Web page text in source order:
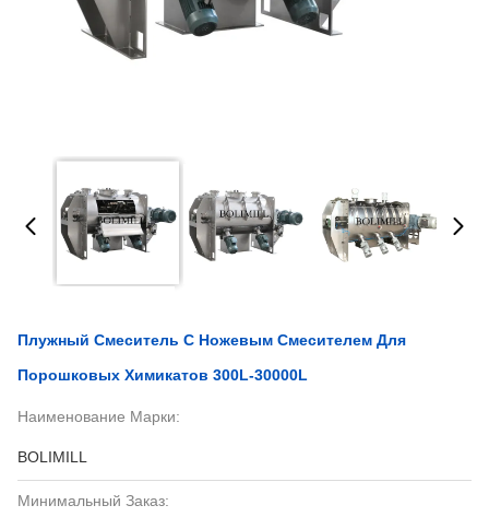
Плужный Смеситель С Ножевым Смесителем Для
Порошковых Химикатов 300L-30000L
Наименование Марки:
BOLIMILL
Минимальный Заказ: